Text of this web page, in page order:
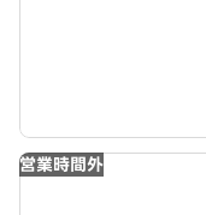
営業時間外